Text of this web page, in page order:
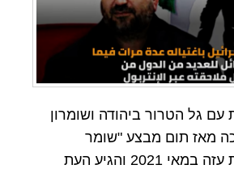
גל הטרור ביהודה ושומרון
מאז תום מבצע "שומר
החומות" ברצועת עזה במאי 2021 והגיע העת